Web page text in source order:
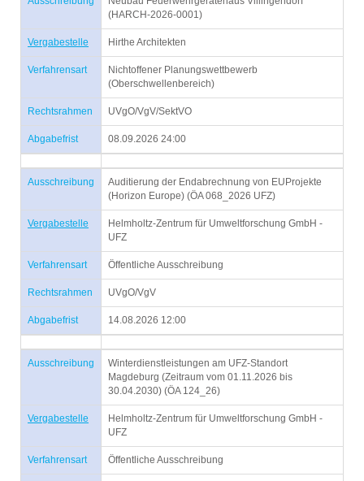
(HARCH-2026-0001)
Vergabestelle Hirthe Architekten
Verfahrensart
Nichtoffener Planungswettbewerb
(Oberschwellenbereich)
Rechtsrahmen UVgO/VgV/SektVO
Abgabefrist 08.09.2026 24:00
Ausschreibung
Auditierung der Endabrechnung von EUProjekte
(Horizon Europe) (ÖA 068_2026 UFZ)
Vergabestelle
Helmholtz-Zentrum für Umweltforschung GmbH -
UFZ
Verfahrensart Öffentliche Ausschreibung
Rechtsrahmen UVgO/VgV
Abgabefrist 14.08.2026 12:00
Ausschreibung
Winterdienstleistungen am UFZ-Standort
Magdeburg (Zeitraum vom 01.11.2026 bis
30.04.2030) (ÖA 124_26)
Vergabestelle
Helmholtz-Zentrum für Umweltforschung GmbH -
UFZ
Verfahrensart Öffentliche Ausschreibung